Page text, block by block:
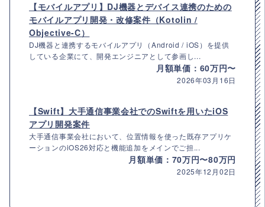
【モバイルアプリ】DJ機器とデバイス連携のための
モバイルアプリ開発・改修案件（Kotolin /
Objective-C）
DJ機器と連携するモバイルアプリ（Android / iOS）を提供
している企業にて、開発エンジニアとして参画し...
月額単価：60万円〜
2026年03月16日
【Swift】大手通信事業会社でのSwiftを用いたiOS
アプリ開発案件
大手通信事業会社において、位置情報を使った既存アプリケ
ーションのiOS26対応と機能追加をメインでご担...
月額単価：70万円〜80万円
2025年12月02日